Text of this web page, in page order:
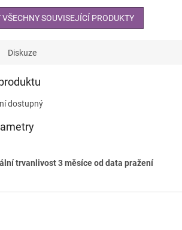
Mletí kávy tímto mlýnkem je uživatelsky
SOUVISEJÍCÍ PRODUKTY
Diskuze
dostupný
trvanlivost 3 měsíce od data pražení